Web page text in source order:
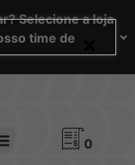
Selecione a loja
time de
0